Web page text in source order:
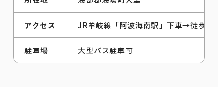
アクセス JR牟岐線「阿波海南駅」下車→徒歩20
駐車場 大型バス駐車可